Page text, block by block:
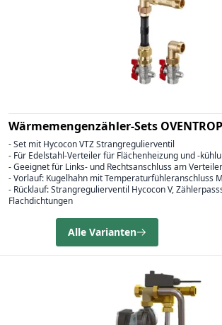
Wärmemengenzähler-Sets OVENTROP
- Set mit Hycocon VTZ Strangregulierventil
- Für Edelstahl-Verteiler für Flächenheizung und -
- Geeignet für Links- und Rechtsanschluss am Verteiler
- Vorlauf: Kugelhahn mit Temperaturfühleranschluss
- Rücklauf: Strangregulierventil Hycocon V,
Flachdichtungen
Alle Varianten